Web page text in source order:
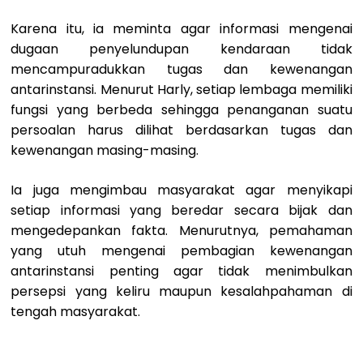
Karena itu, ia meminta agar informasi mengenai
dugaan penyelundupan kendaraan tidak
mencampuradukkan tugas dan kewenangan
antarinstansi. Menurut Harly, setiap lembaga memiliki
fungsi yang berbeda sehingga penanganan suatu
persoalan harus dilihat berdasarkan tugas dan
kewenangan masing-masing.
Ia juga mengimbau masyarakat agar menyikapi
setiap informasi yang beredar secara bijak dan
mengedepankan fakta. Menurutnya, pemahaman
yang utuh mengenai pembagian kewenangan
antarinstansi penting agar tidak menimbulkan
persepsi yang keliru maupun kesalahpahaman di
tengah masyarakat.